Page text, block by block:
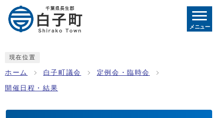
メニュー
現在位置
ホーム 白子町議会 定例会・臨時会
開催日程・結果